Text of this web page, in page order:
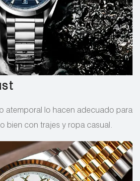
atemporal lo hacen adecuado para
bien con trajes y ropa casual.